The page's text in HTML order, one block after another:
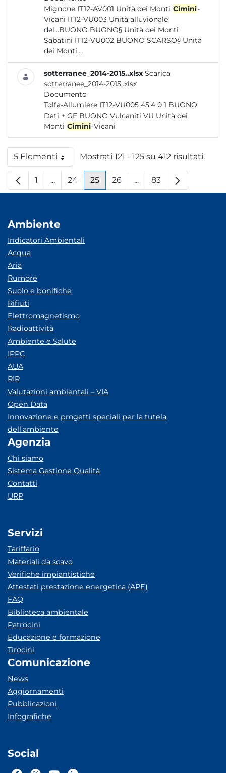
Mignone IT12-AV001 Unità dei Monti Cimini-
Vicani IT12-VU003 Unità alluvionale
del...BUONO BUONO§ Unità dei Monti
Sabatini IT12-VU002 BUONO SCARSO§ Unità
dei Monti...
sotterranee_2014-2015..xlsx Scarica
sotterranee_2014-2015..xlsx
Documento
Tolfa-Allumiere IT12-VU005 45.4 0 1 BUONO
Dati + GE BUONO Vulcaniti VU Unità dei
Monti Cimini-Vicani
5 ElementiPer paginaMostrati 121 - 125 su 412 risultati.
Pagina
1 ...Pagine intermedie
Pagina
24 Pagina
25 Pagina
26 ...Pagine intermedie
Pagina
83
Ambiente
Indicatori Ambientali
Acqua
Aria
Rumore
Suolo e bonifiche
Rifiuti
Elettromagnetismo
Radioattività
Ambiente e Salute
IPPC
AUA
RIR
Valutazioni ambientali – VIA
Open Data
Innovazione e progetti speciali per la tutela
dell’ambiente
Agenzia
Chi siamo
Sistema Gestione Qualità
Contatti
URP
Servizi
Tariffario
Materiali da scavo
Verifiche impiantistiche
Attestati prestazione energetica (APE)
FAQ
Biblioteca ambientale
Patrocini
Educazione e formazione
Tirocini
Comunicazione
News
Aggiornamenti
Pubblicazioni
Infografiche
Social